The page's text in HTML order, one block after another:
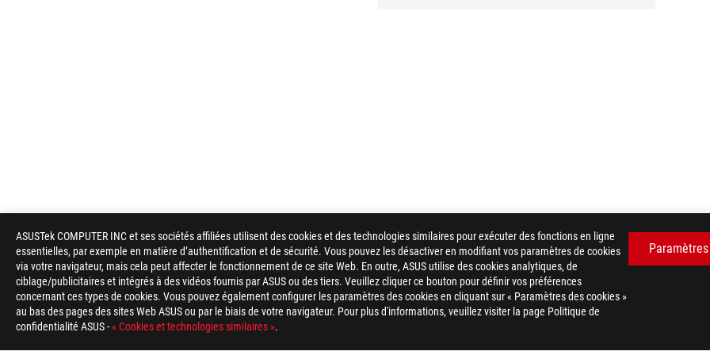
ASUSTek COMPUTER INC et ses sociétés affiliées utilisent des cookies et des technologies similaires pour exécuter des fonctions en ligne
essentielles, par exemple en matière d’authentification et de sécurité. Vous pouvez les désactiver en modifiant vos paramètres de cookies
via votre navigateur, mais cela peut affecter le fonctionnement de ce site Web. En outre, ASUS utilise des cookies analytiques, de
ciblage/publicitaires et intégrés à des vidéos fournis par ASUS ou des tiers. Veuillez cliquer ce bouton pour définir vos préférences
concernant ces types de cookies. Vous pouvez également configurer les paramètres des cookies en cliquant sur « Paramètres des cookies »
au bas des pages des sites Web ASUS ou par le biais de votre navigateur. Pour plus d'informations, veuillez visiter la page Politique de
confidentialité ASUS -« Cookies et technologies similaires ».